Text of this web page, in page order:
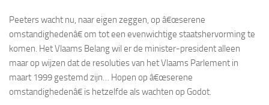
Peeters wacht nu, naar eigen zeggen, op â€œserene
omstandighedenâ€ om tot een evenwichtige staatshervorming te
komen. Het Vlaams Belang wil er de minister-president alleen
maar op wijzen dat de resoluties van het Vlaams Parlement in
maart 1999 gestemd zijn… Hopen op â€œserene
omstandighedenâ€ is hetzelfde als wachten op Godot.